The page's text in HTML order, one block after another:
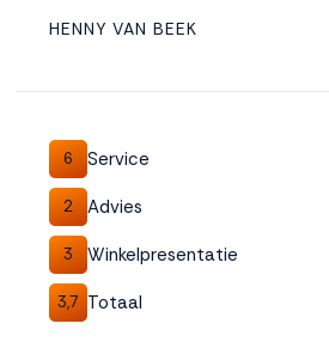
HENNY VAN BEEK
6 Service
2 Advies
3 Winkelpresentatie
3,7 Totaal